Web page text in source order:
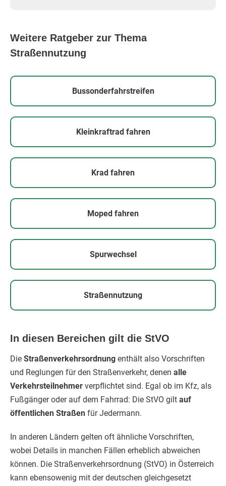
Weitere Ratgeber zur Thema
Straßennutzung
Bussonderfahrstreifen
Kleinkraftrad fahren
Krad fahren
Moped fahren
Spurwechsel
Straßennutzung
In diesen Bereichen gilt die StVO
Die Straßenverkehrsordnung enthält also Vorschriften
und Reglungen für den Straßenverkehr, denen alle
Verkehrsteilnehmer verpflichtet sind. Egal ob im Kfz, als
Fußgänger oder auf dem Fahrrad: Die StVO gilt auf
öffentlichen Straßen für Jedermann.
In anderen Ländern gelten oft ähnliche Vorschriften,
wobei Details in manchen Fällen erheblich abweichen
können. Die Straßenverkehrsordnung (StVO) in Österreich
kann ebensowenig mit der deutschen gleichgesetzt